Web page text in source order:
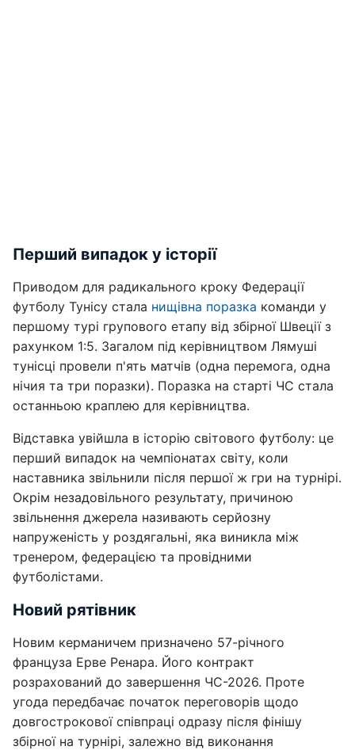
Перший випадок у історії
Приводом для радикального кроку Федерації
футболу Тунісу стала нищівна поразка команди у
першому турі групового етапу від збірної Швеції з
рахунком 1:5. Загалом під керівництвом Лямуші
тунісці провели п'ять матчів (одна перемога, одна
нічия та три поразки). Поразка на старті ЧС стала
останньою краплею для керівництва.
Відставка увійшла в історію світового футболу: це
перший випадок на чемпіонатах світу, коли
наставника звільнили після першої ж гри на турнірі.
Окрім незадовільного результату, причиною
звільнення джерела називають серйозну
напруженість у роздягальні, яка виникла між
тренером, федерацією та провідними
футболістами.
Новий рятівник
Новим керманичем призначено 57-річного
француза Ерве Ренара. Його контракт
розрахований до завершення ЧС-2026. Проте
угода передбачає початок переговорів щодо
довгострокової співпраці одразу після фінішу
збірної на турнірі, залежно від виконання